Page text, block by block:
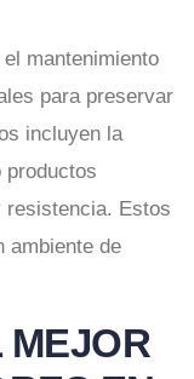
mantenimiento
para preservar
incluyen la
productos
resistencia. Estos
ambiente de
MEJOR